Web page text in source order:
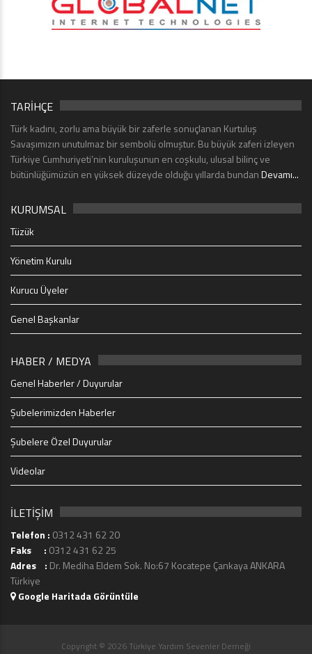
TARİHÇE
Türk kadını, zorlu ama büyük bir zaferle sonuçlanan Kurtuluş
Savaşımızın unutulmaz bir sembolü olmuştur. Bu büyük zaferi izleyen
Türkiye Cumhuriyeti’nin kuruluşunun en coşkulu, ulusal bilinç ve
bütünlüğümüzün en yüksek düzeyde olduğu yıllarda bundanDevamı...
KURUMSAL
Tüzük
Yönetim Kurulu
Kurucu Üyeler
Genel Başkanlar
HABER / MEDYA
Genel Haberler / Duyurular
Şubelerimizden Haberler
Şubelere Özel Duyurular
Videolar
İLETİŞİM
Telefon : 0312 431 62 20
Faks : 0312 431 62 25
Adres : Dr. Mediha Eldem Sok. No:67 Kocatepe Çankaya ANKARA
Türkiye
Google Haritada Görüntüle
Copyright © 2026 Türkiye Yardım Sevenler Derneği